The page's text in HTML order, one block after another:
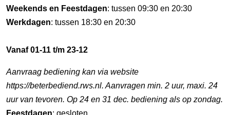
Weekends en Feestdagen: tussen 09:30 en 20:30
Werkdagen: tussen 18:30 en 20:30
Vanaf 01-11 t/m 23-12
Aanvraag bediening kan via website
https://beterbediend.rws.nl. Aanvragen min. 2 uur, maxi. 24
uur van tevoren. Op 24 en 31 dec. bediening als op zondag.
Feestdagen: gesloten